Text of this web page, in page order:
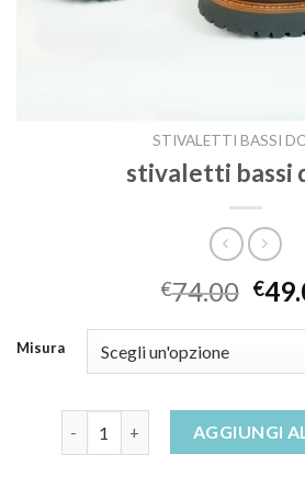
STIVALETTI BASSI
stivaletti bassi
€74.00 €
Misura
stivaletti bassi donna quantità
AGGIUNGI